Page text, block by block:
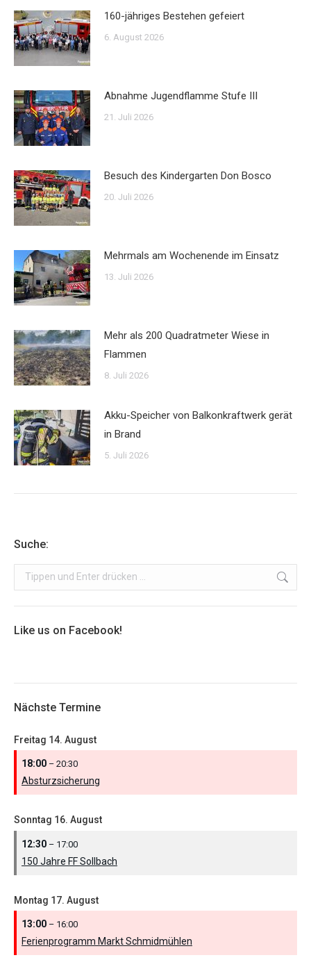
160-jähriges Bestehen gefeiert
6. August 2026
Abnahme Jugendflamme Stufe III
21. Juli 2026
Besuch des Kindergarten Don Bosco
20. Juli 2026
Mehrmals am Wochenende im Einsatz
13. Juli 2026
Mehr als 200 Quadratmeter Wiese in
Flammen
8. Juli 2026
Akku-Speicher von Balkonkraftwerk gerät
in Brand
5. Juli 2026
Suche:
Search:
Like us on Facebook!
Nächste Termine
Freitag 14. August
18:00 – 20:30
Absturzsicherung
Sonntag 16. August
12:30 – 17:00
150 Jahre FF Sollbach
Montag 17. August
13:00 – 16:00
Ferienprogramm Markt Schmidmühlen